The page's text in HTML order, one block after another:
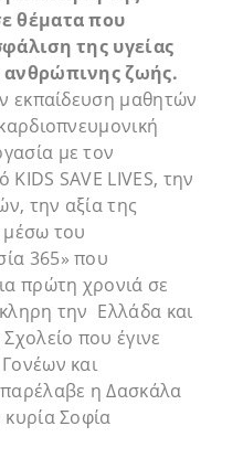
θέματα που
της υγείας
ανθρώπινης ζωής.
εκπαίδευση μαθητών
με τον
SAVE LIVES, την
την αξία της
μέσω του
365» που
πρώτη χρονιά σε
την Ελλάδα και
που έγινε
και
η Δασκάλα
Σοφία